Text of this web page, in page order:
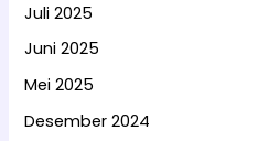
Juli 2025
Juni 2025
Mei 2025
Desember 2024